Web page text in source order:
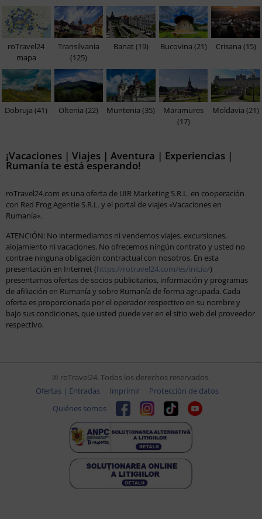
roTravel24
mapa
Transilvania
(125)
Banat (19) Bucovina (21) Crisana (15)
Dobruja (41) Oltenia (22) Muntenia (35)
Maramures
(17)
Moldavia (21)
¡Vacaciones | Viajes | Aventura | Experiencias |
Rumanía te está esperando!
roTravel24.com es una oferta de UIR Marketing S.R.L. en cooperación
con Red Frog Agentie S.R.L. y el portal de viajes «Vacaciones en
Rumanía».
ATENCIÓN: No intermediamos ni vendemos viajes, excursiones,
alojamiento ni vacaciones. No ofrecemos ningún contrato y usted no
contrae ninguna obligación contractual con nosotros. En esta
presentación en Internet (https://rotravel24.com/es/inicio/)
presentamos ofertas de socios publicitarios, información y programas
de afiliación en Rumanía y sobre Rumanía de forma agrupada. Cada
oferta es proporcionada por el operador respectivo en su nombre y
bajo sus condiciones, que usted puede ver en el sitio web del proveedor
respectivo.
© roTravel24. Todos los derechos reservados.
Ofertas | Entradas
Imprimir
Protección de datos
Quiénes somos